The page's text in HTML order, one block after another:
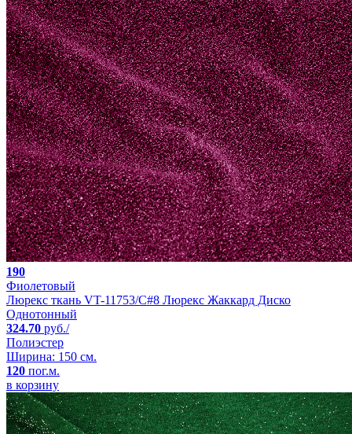
190
Фиолетовый
Люрекс ткань VT-11753/C#8 Люрекс Жаккард Диско
Однотонный
324.70 руб./
Полиэстер
Ширина: 150 см.
120 пог.м.
в корзину